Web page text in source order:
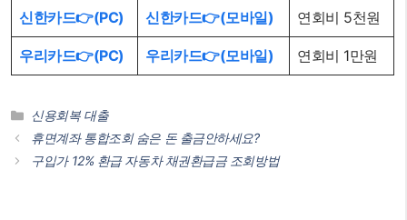
신한카드👉(PC) 신한카드👉(모바일) 연회비 5천원
우리카드👉(PC) 우리카드👉(모바일) 연회비 1만원
카
테
리
신용회복 대출
휴면계좌 통합조회 숨은 돈 출금안하세요?
구입가 12% 환급 자동차 채권환급금 조회방법